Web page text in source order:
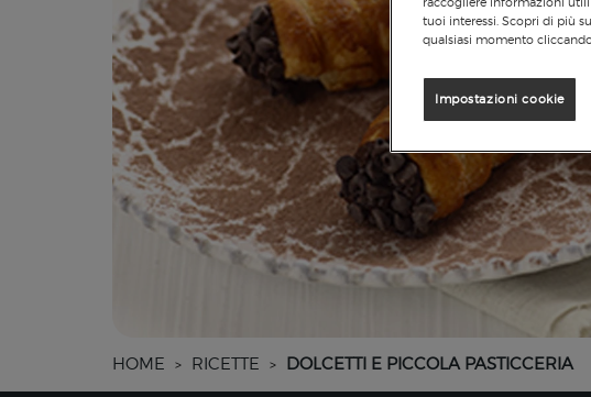
HOME > RICETTE > DOLCETTI E PICCOLA PASTICCERIA
tuoi interessi. Scopri di più
qualsiasi momento
Impostazioni cookie